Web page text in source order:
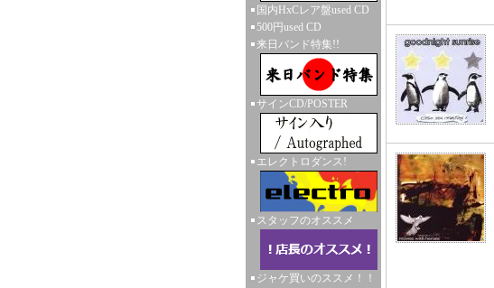
国内HxCレア盤used CD
500円used CD
来日バンド特集!!
サインCD/POSTER
エレクトロダンス!
スタッフのオススメ
ジャケ買いのススメ！！